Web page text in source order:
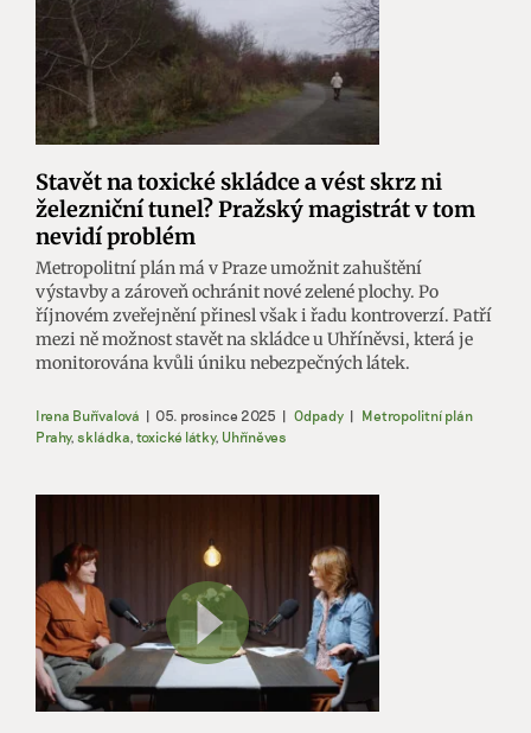
Stavět na toxické skládce a vést skrz ni
železniční tunel? Pražský magistrát v tom
nevidí problém
Metropolitní plán má v Praze umožnit zahuštění
výstavby a zároveň ochránit nové zelené plochy. Po
říjnovém zveřejnění přinesl však i řadu kontroverzí. Patří
mezi ně možnost stavět na skládce u Uhříněvsi, která je
monitorována kvůli úniku nebezpečných látek.
Irena Buřívalová | 05. prosince 2025 | Odpady | Metropolitní plán
Prahy, skládka, toxické látky, Uhříněves